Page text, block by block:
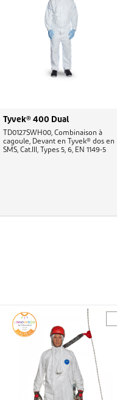
Tyvek® 400 Dual
TD0127SWH00, Combinaison à
cagoule, Devant en Tyvek® dos en
SMS, Cat.III, Types 5, 6, EN 1149-5